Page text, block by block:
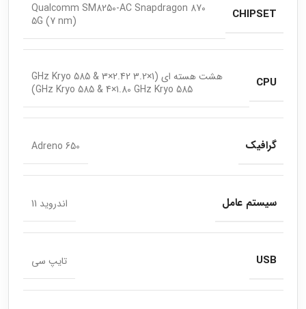
CHIPSET
Qualcomm SM8250-AC Snapdragon 870
5G (7 nm)
CPU
هشت هسته ای (1×3.2 GHz Kryo 585 & 3×2.42
GHz Kryo 585 & 4×1.80 GHz Kryo 585)
گرافیک Adreno 650
سیستم عامل اندروید 11
USB تایپ سی